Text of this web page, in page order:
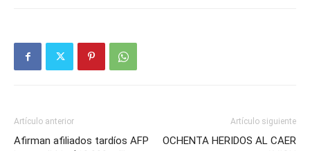
Artículo anterior
Afirman afiliados tardíos AFP
Artículo siguiente
OCHENTA HERIDOS AL CAER